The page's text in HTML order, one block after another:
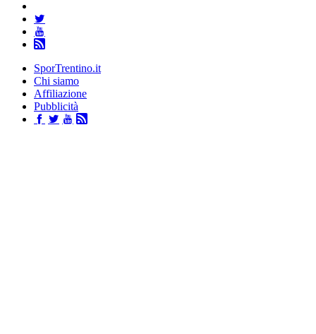
SporTrentino.it
Chi siamo
Affiliazione
Pubblicità